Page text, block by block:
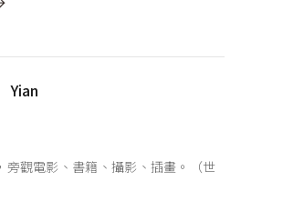
Yian
旁觀電影、書籍、攝影、插畫。（世